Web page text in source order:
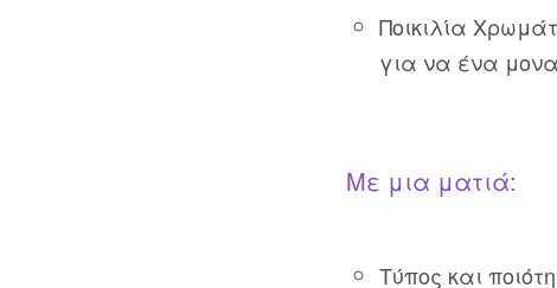
Ποικιλία
για να ένα
Με μια ματιά:
Τύπος και